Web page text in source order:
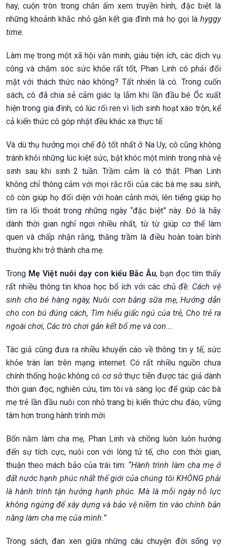
hay, cuộn tròn trong chăn ấm xem truyền hình, đặc biệt là
những khoảnh khắc nhỏ gắn kết gia đình mà họ gọi là hyggy
time.
Làm mẹ trong một xã hội văn minh, giàu tiện ích, các dịch vụ
công và chăm sóc sức khỏe rất tốt, Phan Linh có phải đối
mặt với thách thức nào không? Tất nhiên là có. Trong cuốn
sách, cô đã chia sẻ cảm giác lạ lẫm khi lần đầu bé Ốc xuất
hiện trong gia đình, có lúc rối ren vì lịch sinh hoạt xáo trộn, kể
cả kiến thức cô góp nhặt đều khác xa thực tế.
Và dù thụ hưởng mọi chế độ tốt nhất ở Na Uy, cô cũng không
tránh khỏi những lúc kiệt sức, bật khóc một mình trong nhà vệ
sinh sau khi sinh 2 tuần. Trầm cảm là có thật. Phan Linh
không chỉ thông cảm với mọi rắc rối của các bà mẹ sau sinh,
cô còn giúp họ đối diện với hoàn cảnh mới, lên tiếng giúp họ
tìm ra lối thoát trong những ngày “đặc biệt” này. Đó là hãy
dành thời gian nghỉ ngơi nhiều nhất, từ từ giúp cơ thể làm
quen và chấp nhận rằng, thăng trầm là điều hoàn toàn bình
thường khi trở thành cha mẹ.
Trong Mẹ Việt nuôi dạy con kiểu Bắc Âu, bạn đọc tìm thấy
rất nhiều thông tin khoa học bổ ích với các chủ đề: Cách vệ
sinh cho bé hàng ngày, Nuôi con bằng sữa mẹ, Hướng dẫn
cho con bú đúng cách, Tìm hiểu giấc ngủ của trẻ, Cho trẻ ra
ngoài chơi, Các trò chơi gắn kết bố mẹ và con….
Tác giả cũng đưa ra nhiều khuyến cáo về thông tin y tế, sức
khỏe tràn lan trên mạng internet. Có rất nhiều nguồn chưa
chính thống hoặc không có cơ sở thực tiễn được tác giả dành
thời gian đọc, nghiên cứu, tìm tòi và sàng lọc để giúp các bà
mẹ trẻ lần đầu nuôi con nhỏ trang bị kiến thức chu đáo, vững
tâm hơn trong hành trình mới.
Bốn năm làm cha mẹ, Phan Linh và chồng luôn luôn hướng
đến sự tích cực, nuôi con với lòng tử tế, cho con thời gian,
thuận theo mách bảo của trái tim: “Hành trình làm cha mẹ ở
đất nước hạnh phúc nhất thế giới của chúng tôi KHÔNG phải
là hành trình tận hưởng hạnh phúc. Mà là mỗi ngày nỗ lực
không ngừng để xây dựng và bảo vệ niềm tin vào chính bản
năng làm cha mẹ của mình.”
Trong sách, đan xen giữa những câu chuyện đời sống vợ